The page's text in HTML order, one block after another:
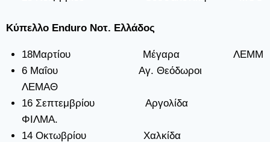
Κύπελλο Enduro Νοτ. Ελλάδος
18Μαρτίου Μέγαρα ΛΕΜΜ
6 Μαΐου Αγ. Θεόδωροι
ΛΕΜΑΘ
16 Σεπτεμβρίου Αργολίδα
ΦΙΛΜΑ.
14 Οκτωβρίου Χαλκίδα